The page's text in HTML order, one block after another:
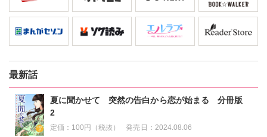
最新話
夏に聞かせて 突然の告白から恋が始まる 分冊版
2
定価： 100円（税抜） 発売日： 2024.08.06